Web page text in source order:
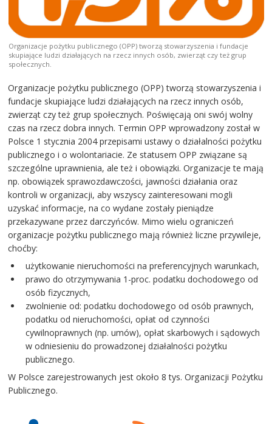
Organizacje pożytku publicznego (OPP) tworzą stowarzyszenia i fundacje
skupiające ludzi działających na rzecz innych osób, zwierząt czy też grup
społecznych.
Organizacje pożytku publicznego (OPP) tworzą stowarzyszenia i
fundacje skupiające ludzi działających na rzecz innych osób,
zwierząt czy też grup społecznych. Poświęcają oni swój wolny
czas na rzecz dobra innych. Termin OPP wprowadzony został w
Polsce 1 stycznia 2004 przepisami ustawy o działalności pożytku
publicznego i o wolontariacie. Ze statusem OPP związane są
szczególne uprawnienia, ale też i obowiązki. Organizacje te mają
np. obowiązek sprawozdawczości, jawności działania oraz
kontroli w organizacji, aby wszyscy zainteresowani mogli
uzyskać informacje, na co wydane zostały pieniądze
przekazywane przez darczyńców. Mimo wielu ograniczeń
organizacje pożytku publicznego mają również liczne przywileje,
choćby:
użytkowanie nieruchomości na preferencyjnych warunkach,
prawo do otrzymywania 1-proc. podatku dochodowego od
osób fizycznych,
zwolnienie od: podatku dochodowego od osób prawnych,
podatku od nieruchomości, opłat od czynności
cywilnoprawnych (np. umów), opłat skarbowych i sądowych
w odniesieniu do prowadzonej działalności pożytku
publicznego.
W Polsce zarejestrowanych jest około 8 tys. Organizacji Pożytku
Publicznego.